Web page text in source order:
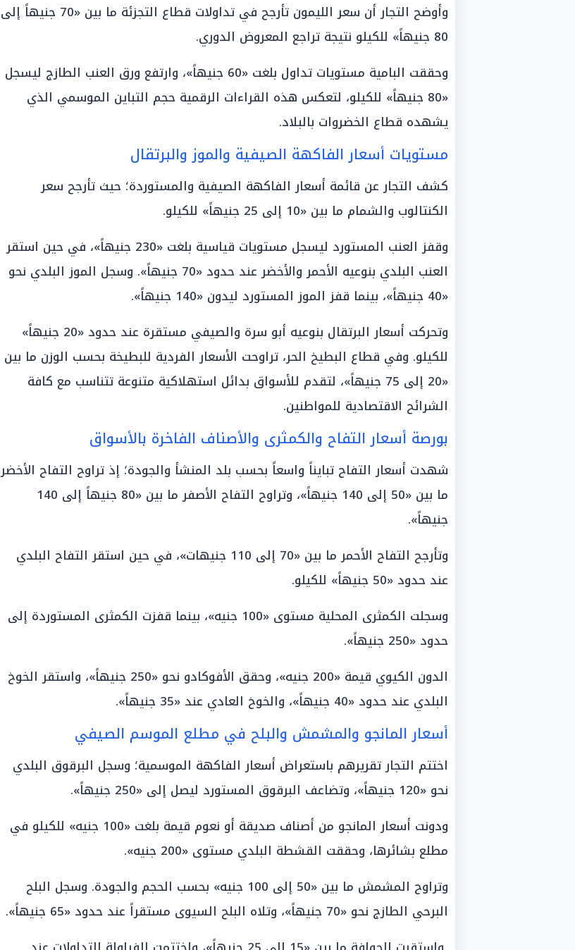
وأوضح التجار أن سعر الليمون تأرجح في تداولات قطاع التجزئة ما بين «70 جنيهاً إلى
80 جنيهاً» للكيلو نتيجة تراجع المعروض الدوري.
وحققت البامية مستويات تداول بلغت «60 جنيهاً»، وارتفع ورق العنب الطازج ليسجل
«80 جنيهاً» للكيلو، لتعكس هذه القراءات الرقمية حجم التباين الموسمي الذي
يشهده قطاع الخضروات بالبلاد.
مستويات أسعار الفاكهة الصيفية والموز والبرتقال
كشف التجار عن قائمة أسعار الفاكهة الصيفية والمستوردة؛ حيث تأرجح سعر
الكنتالوب والشمام ما بين «10 إلى 25 جنيهاً» للكيلو.
وقفز العنب المستورد ليسجل مستويات قياسية بلغت «230 جنيهاً»، في حين استقر
العنب البلدي بنوعيه الأحمر والأخضر عند حدود «70 جنيهاً». وسجل الموز البلدي نحو
«40 جنيهاً»، بينما قفز الموز المستورد ليدون «140 جنيهاً».
وتحركت أسعار البرتقال بنوعيه أبو سرة والصيفي مستقرة عند حدود «20 جنيهاً»
للكيلو. وفي قطاع البطيخ الحر، تراوحت الأسعار الفردية للبطيخة بحسب الوزن ما بين
«20 إلى 75 جنيهاً»، لتقدم للأسواق بدائل استهلاكية متنوعة تتناسب مع كافة
الشرائح الاقتصادية للمواطنين.
بورصة أسعار التفاح والكمثرى والأصناف الفاخرة بالأسواق
شهدت أسعار التفاح تبايناً واسعاً بحسب بلد المنشأ والجودة؛ إذ تراوح التفاح الأخضر
ما بين «50 إلى 140 جنيهاً»، وتراوح التفاح الأصفر ما بين «80 جنيهاً إلى 140
جنيهاً».
وتأرجح التفاح الأحمر ما بين «70 إلى 110 جنيهات»، في حين استقر التفاح البلدي
عند حدود «50 جنيهاً» للكيلو.
وسجلت الكمثرى المحلية مستوى «100 جنيه»، بينما قفزت الكمثرى المستوردة إلى
حدود «250 جنيهاً».
الدون الكيوي قيمة «200 جنيه»، وحقق الأفوكادو نحو «250 جنيهاً»، واستقر الخوخ
البلدي عند حدود «40 جنيهاً»، والخوخ العادي عند «35 جنيهاً».
أسعار المانجو والمشمش والبلح في مطلع الموسم الصيفي
اختتم التجار تقريرهم باستعراض أسعار الفاكهة الموسمية؛ وسجل البرقوق البلدي
نحو «120 جنيهاً»، وتضاعف البرقوق المستورد ليصل إلى «250 جنيهاً».
ودونت أسعار المانجو من أصناف صديقة أو نعوم قيمة بلغت «100 جنيه» للكيلو في
مطلع بشائرها، وحققت القشطة البلدي مستوى «200 جنيه».
وتراوح المشمش ما بين «50 إلى 100 جنيه» بحسب الحجم والجودة. وسجل البلح
البرحي الطازج نحو «70 جنيهاً»، وتلاه البلح السيوى مستقراً عند حدود «65 جنيهاً».